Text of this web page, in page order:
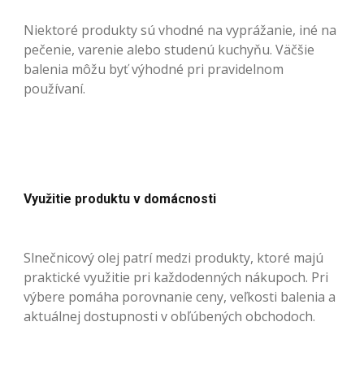
Niektoré produkty sú vhodné na vyprážanie, iné na
pečenie, varenie alebo studenú kuchyňu. Väčšie
balenia môžu byť výhodné pri pravidelnom
používaní.
Využitie produktu v domácnosti
Slnečnicový olej patrí medzi produkty, ktoré majú
praktické využitie pri každodenných nákupoch. Pri
výbere pomáha porovnanie ceny, veľkosti balenia a
aktuálnej dostupnosti v obľúbených obchodoch.